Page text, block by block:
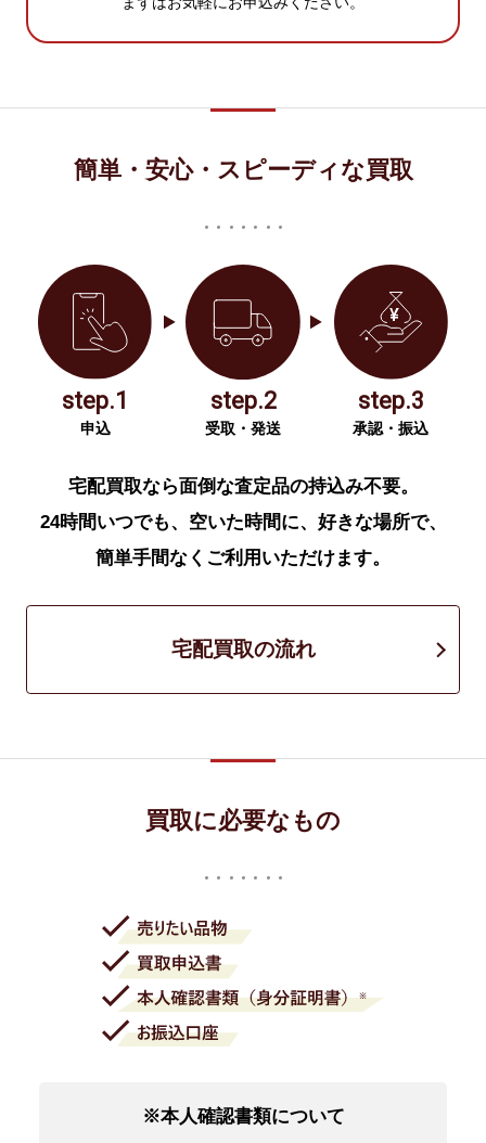
簡単・安心・スピーディな買取
step.1
申込
step.2
受取・発送
step.3
承認・振込
宅配買取なら面倒な査定品の持込み不要。
24時間いつでも、空いた時間に、好きな場所で、
簡単手間なくご利用いただけます。
宅配買取の流れ
買取に必要なもの
※本人確認書類について